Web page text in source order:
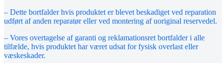
– Dette bortfalder hvis produktet er blevet beskadiget ved reparation
udført af anden reparatør eller ved montering af uoriginal reservedel.
– Vores overtagelse af garanti og reklamationsret bortfalder i alle
tilfælde, hvis produktet har været udsat for fysisk overlast eller
væskeskader.